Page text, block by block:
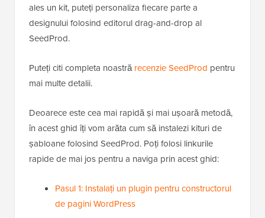
ales un kit, puteți personaliza fiecare parte a
designului folosind editorul drag-and-drop al
SeedProd.
Puteți citi completa noastrărecenzie SeedProd pentru
mai multe detalii.
Deoarece este cea mai rapidă și mai ușoară metodă,
în acest ghid îți vom arăta cum să instalezi kituri de
șabloane folosind SeedProd. Poți folosi linkurile
rapide de mai jos pentru a naviga prin acest ghid:
Pasul 1: Instalați un plugin pentru constructorul
de pagini WordPress